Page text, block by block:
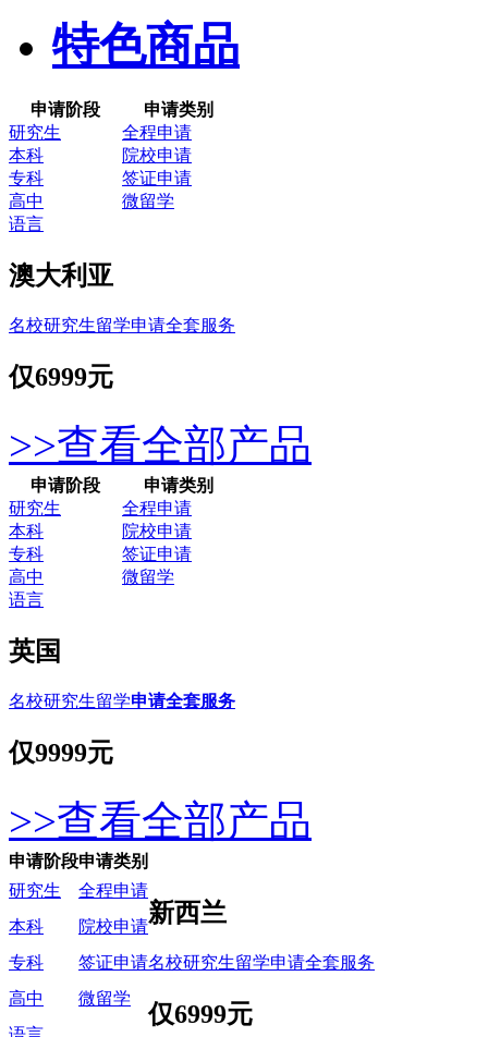
特色商品
申请阶段
申请类别
研究生
全程申请
本科
院校申请
专科
签证申请
高中
微留学
语言
澳大利亚
名校研究生留学申请全套服务
仅6999元
>>查看全部产品
申请阶段
申请类别
研究生
全程申请
本科
院校申请
专科
签证申请
高中
微留学
语言
英国
名校研究生留学申请全套服务
仅9999元
>>查看全部产品
申请阶段申请类别
研究生
全程申请
新西兰
名校研究生留学申请全套服务
仅6999元
本科
院校申请
专科
签证申请
高中
微留学